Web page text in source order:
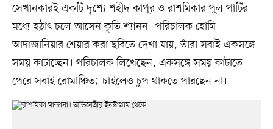
সেখানকারই একটি দৃশ্যে শহীদ কাপুর ও রাশমিকার পুল পার্টির
মধ্যে হঠাৎ চলে আসেন কৃতি শ্যানন। পরিচালক হোমি
আদাজানিয়ার শেয়ার করা ছবিতে দেখা যায়, তাঁরা সবাই একসঙ্গে
সময় কাটাচ্ছেন। পরিচালক লিখেছেন, একসঙ্গে সময় কাটাতে
পেরে সবাই রোমাঞ্চিত; চাইলেও চুপ থাকতে পারছেন না।